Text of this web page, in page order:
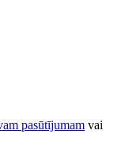
pasūtījumam vai